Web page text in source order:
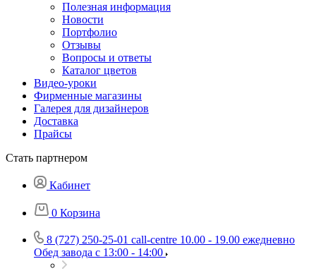
Полезная информация
Новости
Портфолио
Отзывы
Вопросы и ответы
Каталог цветов
Видео-уроки
Фирменные магазины
Галерея для дизайнеров
Доставка
Прайсы
Стать партнером
Кабинет
0 Корзина
8 (727) 250-25-01 call-centre 10.00 - 19.00 ежедневно
Обед завода с 13:00 - 14:00